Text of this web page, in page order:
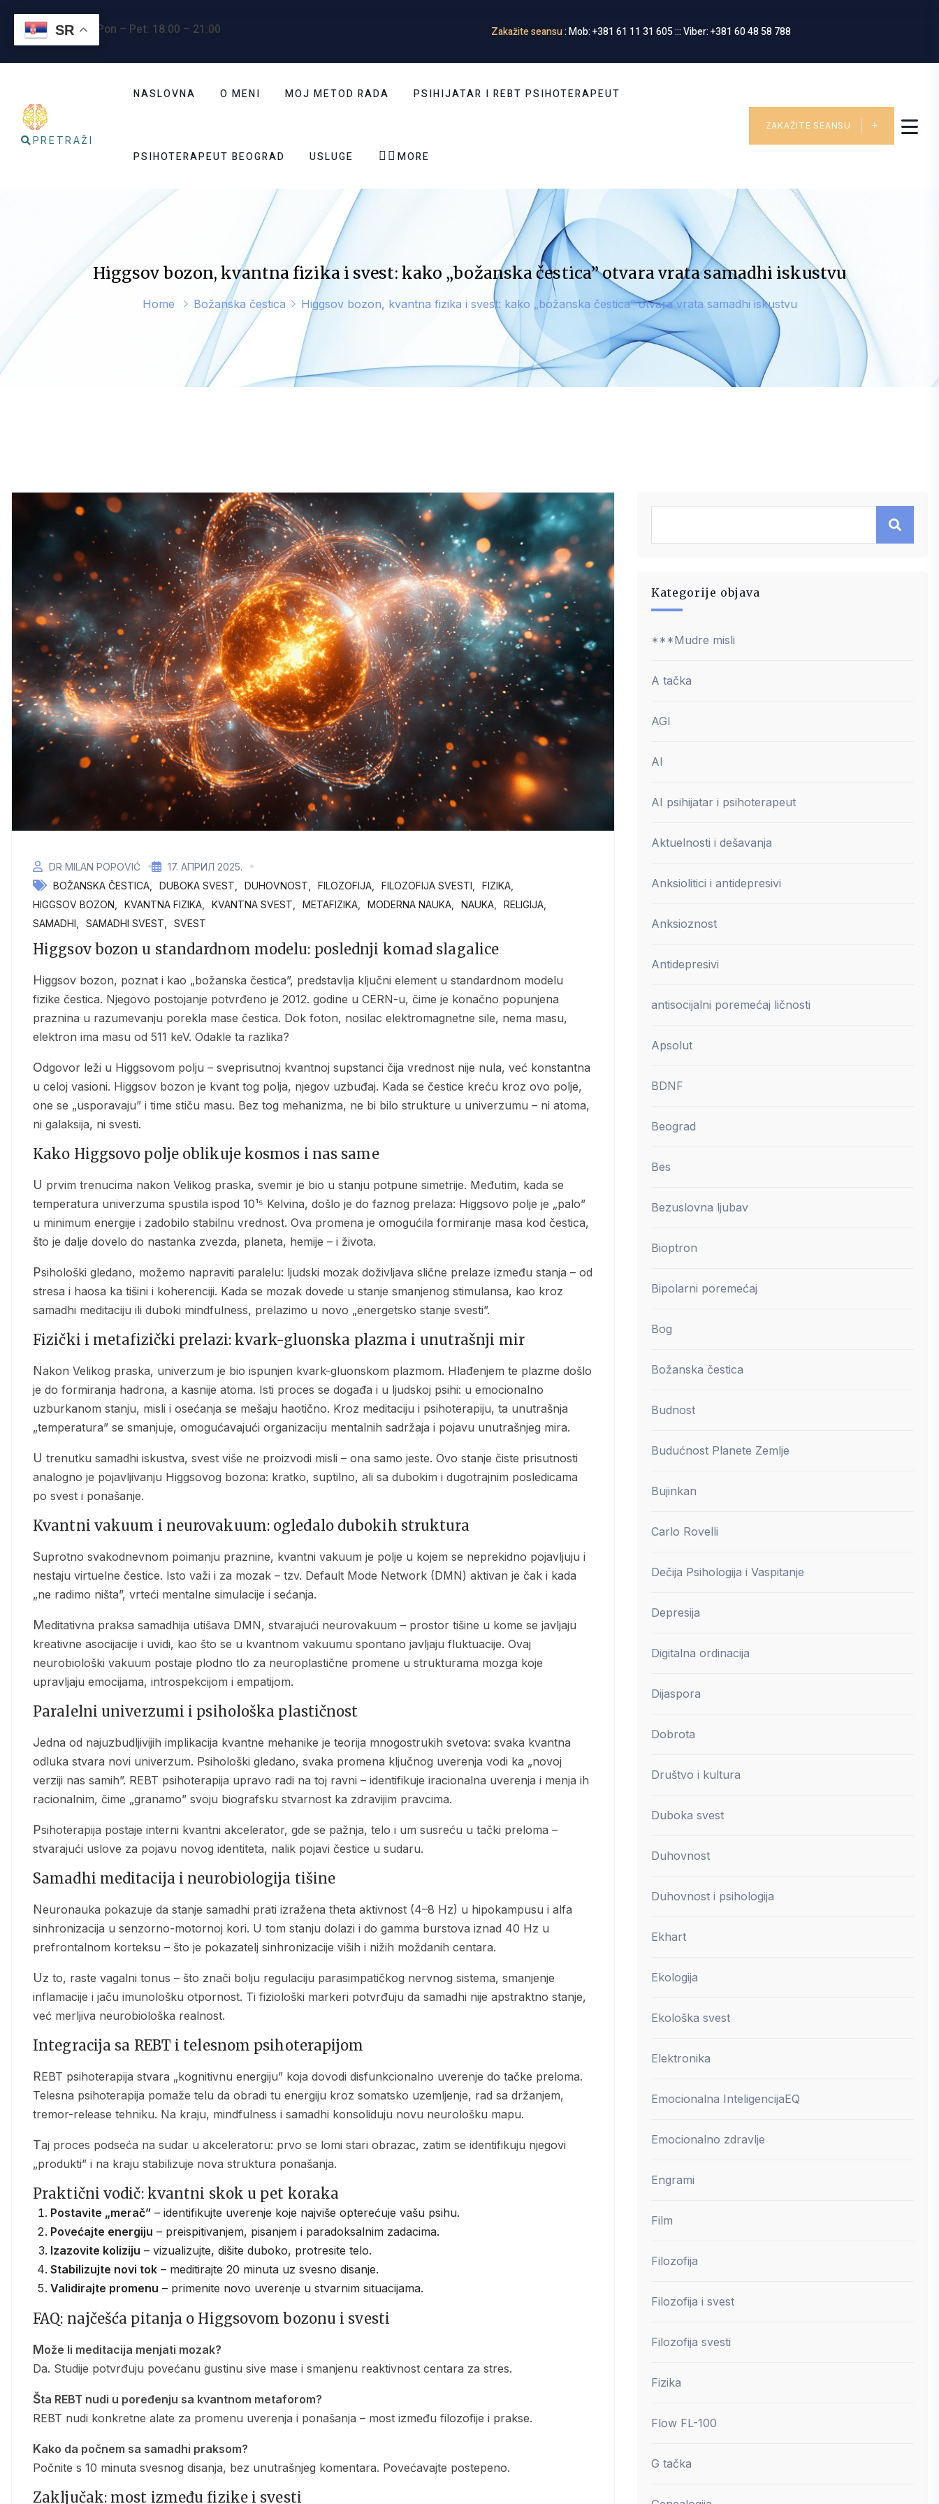
Radno vreme : Pon – Pet: 18:00 – 21:00 Zakažite seansu: Mob: +381 61 11 31 605 ::: Viber: +381 60 48 58 788
PRETRAŽI
NASLOVNA O MENI MOJ METOD RADA PSIHIJATAR I REBT PSIHOTERAPEUT
PSIHOTERAPEUT BEOGRAD USLUGE   MORE
ZAKAŽITE SEANSU
Higgsov bozon, kvantna fizika i svest: kako „božanska čestica” otvara vrata samadhi iskustvu
Home Božanska čestica Higgsov bozon, kvantna fizika i svest: kako „božanska čestica” otvara vrata samadhi iskustvu
DR MILAN POPOVIĆ
17. АПРИЛ 2025.
BOŽANSKA ČESTICA
DUBOKA SVEST DUHOVNOST FILOZOFIJA FILOZOFIJA SVESTI
FIZIKA
HIGGSOV BOZON
KVANTNA FIZIKA KVANTNA SVEST METAFIZIKA MODERNA NAUKA NAUKA
RELIGIJA
SAMADHI
SAMADHI SVEST SVEST
Higgsov bozon u standardnom modelu: poslednji komad slagalice
Higgsov bozon, poznat i kao „božanska čestica”, predstavlja ključni element u standardnom modelu
fizike čestica. Njegovo postojanje potvrđeno je 2012. godine u CERN-u, čime je konačno popunjena
praznina u razumevanju porekla mase čestica. Dok foton, nosilac elektromagnetne sile, nema masu,
elektron ima masu od 511 keV. Odakle ta razlika?
Odgovor leži u Higgsovom polju – sveprisutnoj kvantnoj supstanci čija vrednost nije nula, već konstantna
u celoj vasioni. Higgsov bozon je kvant tog polja, njegov uzbuđaj. Kada se čestice kreću kroz ovo polje,
one se „usporavaju” i time stiču masu. Bez tog mehanizma, ne bi bilo strukture u univerzumu – ni atoma,
ni galaksija, ni svesti.
Kako Higgsovo polje oblikuje kosmos i nas same
U prvim trenucima nakon Velikog praska, svemir je bio u stanju potpune simetrije. Međutim, kada se
temperatura univerzuma spustila ispod 10¹⁵ Kelvina, došlo je do faznog prelaza: Higgsovo polje je „palo”
u minimum energije i zadobilo stabilnu vrednost. Ova promena je omogućila formiranje masa kod čestica,
što je dalje dovelo do nastanka zvezda, planeta, hemije – i života.
Psihološki gledano, možemo napraviti paralelu: ljudski mozak doživljava slične prelaze između stanja – od
stresa i haosa ka tišini i koherenciji. Kada se mozak dovede u stanje smanjenog stimulansa, kao kroz
samadhi meditaciju ili duboki mindfulness, prelazimo u novo „energetsko stanje svesti”.
Fizički i metafizički prelazi: kvark-gluonska plazma i unutrašnji mir
Nakon Velikog praska, univerzum je bio ispunjen kvark-gluonskom plazmom. Hlađenjem te plazme došlo
je do formiranja hadrona, a kasnije atoma. Isti proces se događa i u ljudskoj psihi: u emocionalno
uzburkanom stanju, misli i osećanja se mešaju haotično. Kroz meditaciju i psihoterapiju, ta unutrašnja
„temperatura” se smanjuje, omogućavajući organizaciju mentalnih sadržaja i pojavu unutrašnjeg mira.
U trenutku samadhi iskustva, svest više ne proizvodi misli – ona samo jeste. Ovo stanje čiste prisutnosti
analogno je pojavljivanju Higgsovog bozona: kratko, suptilno, ali sa dubokim i dugotrajnim posledicama
po svest i ponašanje.
Kvantni vakuum i neurovakuum: ogledalo dubokih struktura
Suprotno svakodnevnom poimanju praznine, kvantni vakuum je polje u kojem se neprekidno pojavljuju i
nestaju virtuelne čestice. Isto važi i za mozak – tzv. Default Mode Network (DMN) aktivan je čak i kada
„ne radimo ništa”, vrteći mentalne simulacije i sećanja.
Meditativna praksa samadhija utišava DMN, stvarajući neurovakuum – prostor tišine u kome se javljaju
kreativne asocijacije i uvidi, kao što se u kvantnom vakuumu spontano javljaju fluktuacije. Ovaj
neurobiološki vakuum postaje plodno tlo za neuroplastične promene u strukturama mozga koje
upravljaju emocijama, introspekcijom i empatijom.
Paralelni univerzumi i psihološka plastičnost
Jedna od najuzbudljivijih implikacija kvantne mehanike je teorija mnogostrukih svetova: svaka kvantna
odluka stvara novi univerzum. Psihološki gledano, svaka promena ključnog uverenja vodi ka „novoj
verziji nas samih”. REBT psihoterapija upravo radi na toj ravni – identifikuje iracionalna uverenja i menja ih
racionalnim, čime „granamo” svoju biografsku stvarnost ka zdravijim pravcima.
Psihoterapija postaje interni kvantni akcelerator, gde se pažnja, telo i um susreću u tački preloma –
stvarajući uslove za pojavu novog identiteta, nalik pojavi čestice u sudaru.
Samadhi meditacija i neurobiologija tišine
Neuronauka pokazuje da stanje samadhi prati izražena theta aktivnost (4–8 Hz) u hipokampusu i alfa
sinhronizacija u senzorno-motornoj kori. U tom stanju dolazi i do gamma burstova iznad 40 Hz u
prefrontalnom korteksu – što je pokazatelj sinhronizacije viših i nižih moždanih centara.
Uz to, raste vagalni tonus – što znači bolju regulaciju parasimpatičkog nervnog sistema, smanjenje
inflamacije i jaču imunološku otpornost. Ti fiziološki markeri potvrđuju da samadhi nije apstraktno stanje,
već merljiva neurobiološka realnost.
Integracija sa REBT i telesnom psihoterapijom
REBT psihoterapija stvara „kognitivnu energiju” koja dovodi disfunkcionalno uverenje do tačke preloma.
Telesna psihoterapija pomaže telu da obradi tu energiju kroz somatsko uzemljenje, rad sa držanjem,
tremor-release tehniku. Na kraju, mindfulness i samadhi konsoliduju novu neurološku mapu.
Taj proces podseća na sudar u akceleratoru: prvo se lomi stari obrazac, zatim se identifikuju njegovi
„produkti” i na kraju stabilizuje nova struktura ponašanja.
Praktični vodič: kvantni skok u pet koraka
Postavite „merač” – identifikujte uverenje koje najviše opterećuje vašu psihu.
Povećajte energiju – preispitivanjem, pisanjem i paradoksalnim zadacima.
Izazovite koliziju – vizualizujte, dišite duboko, protresite telo.
Stabilizujte novi tok – meditirajte 20 minuta uz svesno disanje.
Validirajte promenu – primenite novo uverenje u stvarnim situacijama.
FAQ: najčešća pitanja o Higgsovom bozonu i svesti
Može li meditacija menjati mozak?
Da. Studije potvrđuju povećanu gustinu sive mase i smanjenu reaktivnost centara za stres.
Šta REBT nudi u poređenju sa kvantnom metaforom?
REBT nudi konkretne alate za promenu uverenja i ponašanja – most između filozofije i prakse.
Kako da počnem sa samadhi praksom?
Počnite s 10 minuta svesnog disanja, bez unutrašnjeg komentara. Povećavajte postepeno.
Zaključak: most između fizike i svesti
Kategorije objava
***Mudre misli
A tačka
AGI
AI
AI psihijatar i psihoterapeut
Aktuelnosti i dešavanja
Anksiolitici i antidepresivi
Anksioznost
Antidepresivi
antisocijalni poremećaj ličnosti
Apsolut
BDNF
Beograd
Bes
Bezuslovna ljubav
Bioptron
Bipolarni poremećaj
Bog
Božanska čestica
Budnost
Budućnost Planete Zemlje
Bujinkan
Carlo Rovelli
Dečija Psihologija i Vaspitanje
Depresija
Digitalna ordinacija
Dijaspora
Dobrota
Društvo i kultura
Duboka svest
Duhovnost
Duhovnost i psihologija
Ekhart
Ekologija
Ekološka svest
Elektronika
Emocionalna InteligencijaEQ
Emocionalno zdravlje
Engrami
Film
Filozofija
Filozofija i svest
Filozofija svesti
Fizika
Flow FL-100
G tačka
SR